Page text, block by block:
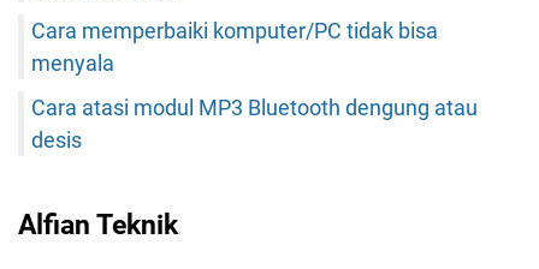
Cara memperbaiki komputer/PC tidak bisa
menyala
Cara atasi modul MP3 Bluetooth dengung atau
desis
Alfian Teknik